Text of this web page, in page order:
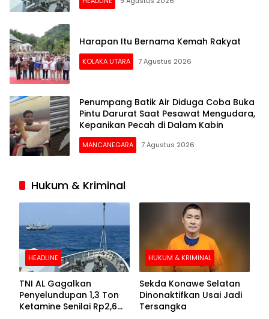
Harapan Itu Bernama Kemah Rakyat
KOLAKA UTARA 7 Agustus 2026
Penumpang Batik Air Diduga Coba Buka
Pintu Darurat Saat Pesawat Mengudara,
Kepanikan Pecah di Dalam Kabin
MANCANEGARA 7 Agustus 2026
Hukum & Kriminal
HEADLINE
TNI AL Gagalkan
Penyelundupan 1,3 Ton
Ketamine Senilai Rp2,6
HUKUM & KRIMINAL
Sekda Konawe Selatan
Dinonaktifkan Usai Jadi
Tersangka